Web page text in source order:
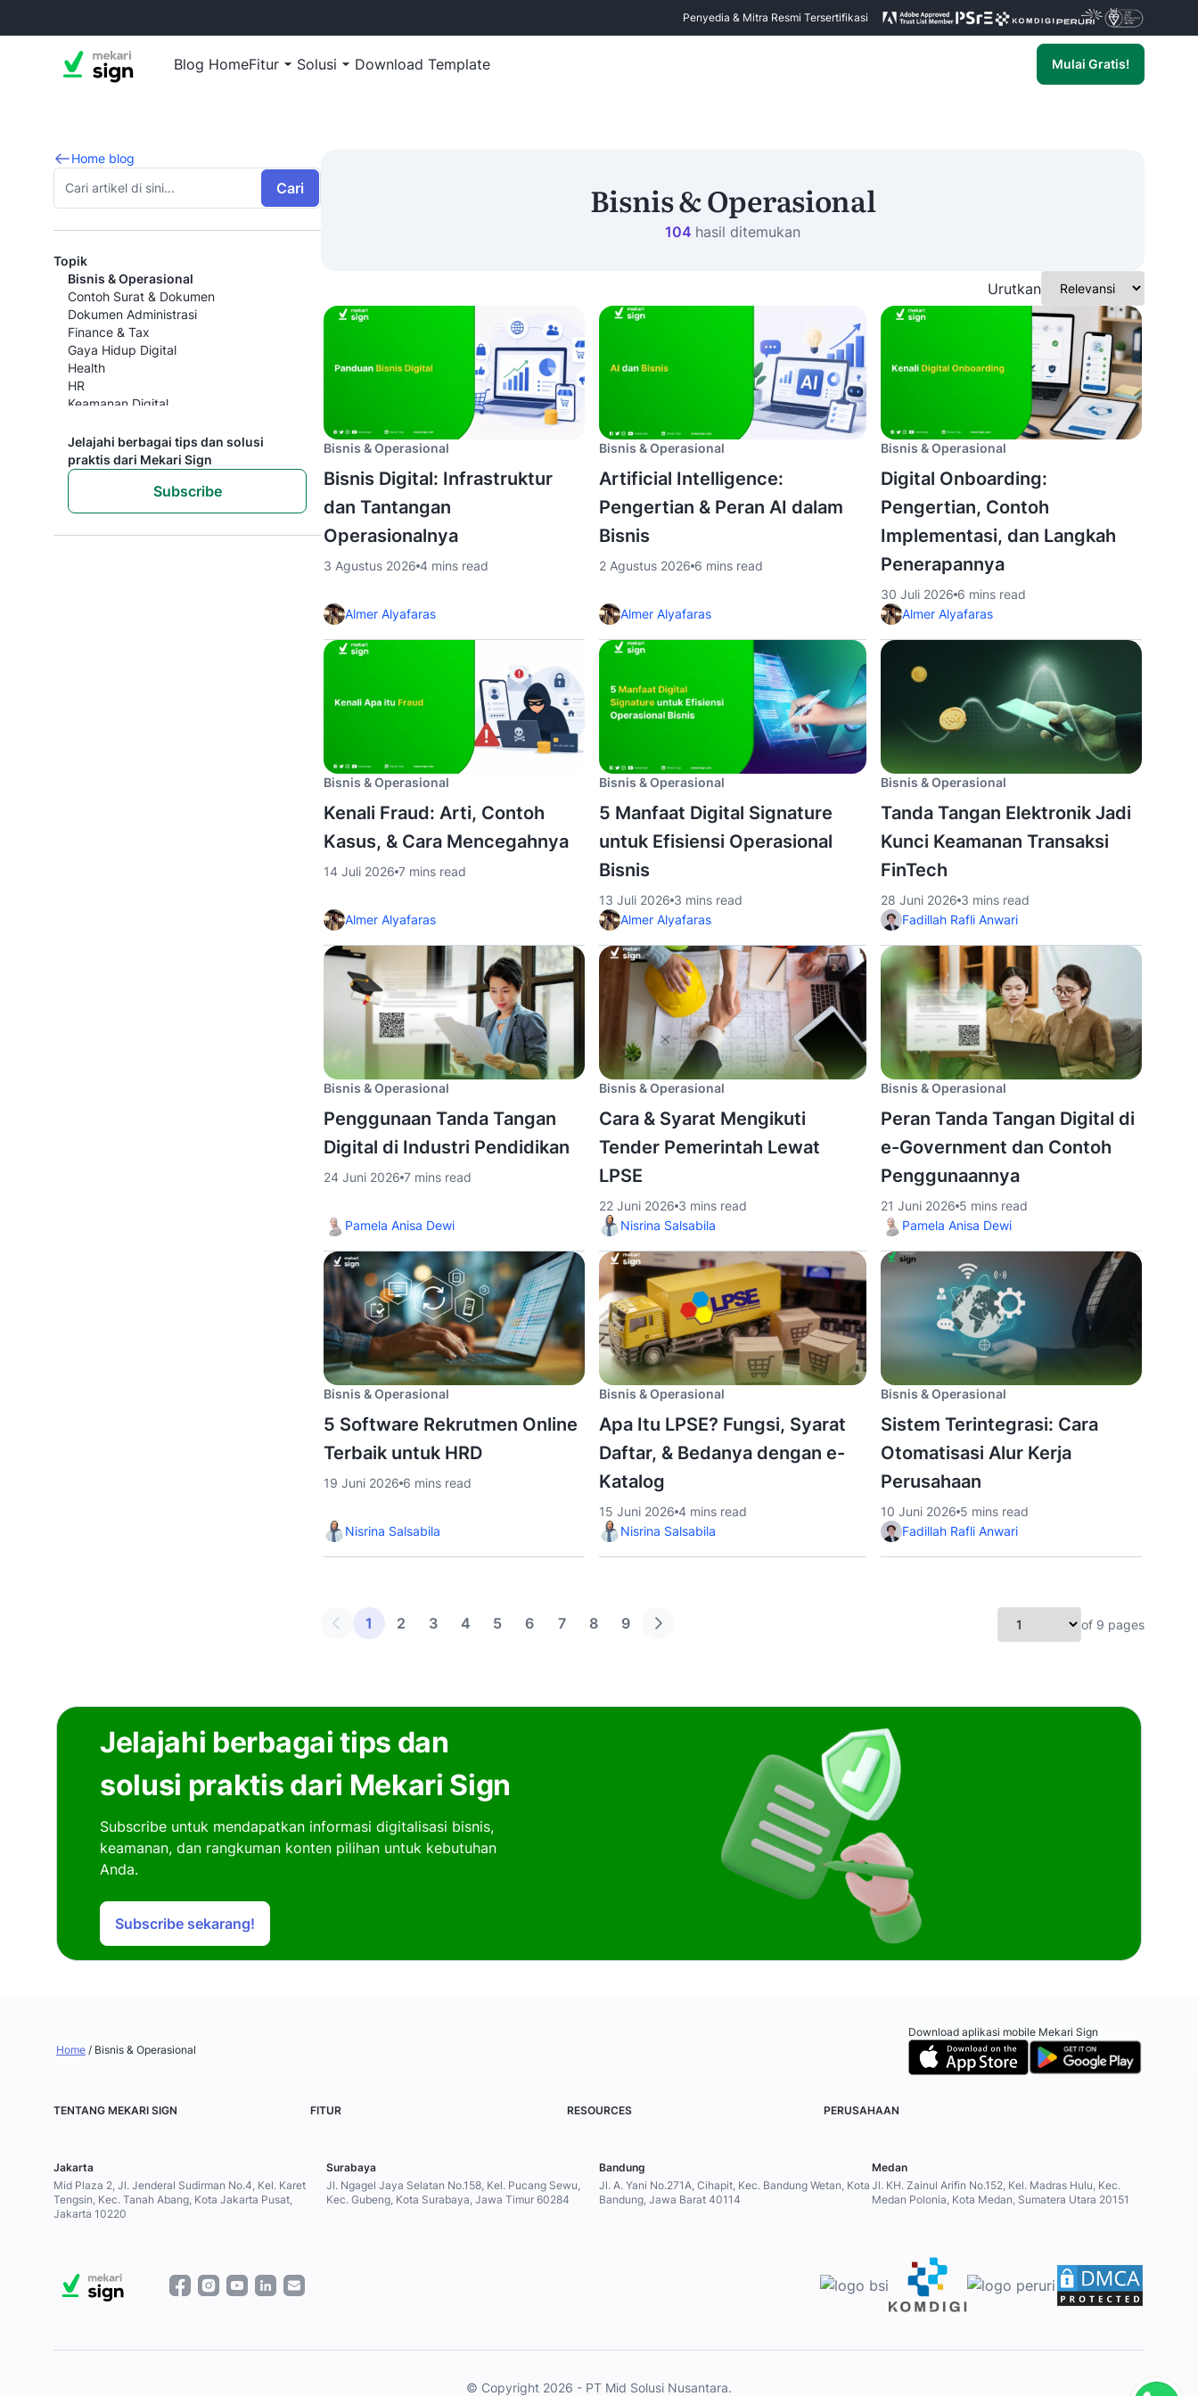
Penyedia & Mitra Resmi Tersertifikasi
Blog HomeFitur Solusi Download Template Mulai Gratis!
Home blog
Cari
Topik
Bisnis & Operasional
Contoh Surat & Dokumen
Dokumen Administrasi
Finance & Tax
Gaya Hidup Digital
Health
HR
Keamanan Digital
Press Release
Solusi Persetujuan Digital
Studi Kasus
Jelajahi berbagai tips dan solusi
praktis dari Mekari Sign
Subscribe
Bisnis & Operasional
104 hasil ditemukan
Urutkan
Bisnis & Operasional
Bisnis Digital: Infrastruktur
dan Tantangan
Operasionalnya
3 Agustus 2026 4 mins read
Almer Alyafaras
Bisnis & Operasional
Artificial Intelligence:
Pengertian & Peran AI dalam
Bisnis
2 Agustus 2026 6 mins read
Almer Alyafaras
Bisnis & Operasional
Digital Onboarding:
Pengertian, Contoh
Implementasi, dan Langkah
Penerapannya
30 Juli 2026 6 mins read
Almer Alyafaras
Bisnis & Operasional
Kenali Fraud: Arti, Contoh
Kasus, & Cara Mencegahnya
14 Juli 2026 7 mins read
Almer Alyafaras
Bisnis & Operasional
5 Manfaat Digital Signature
untuk Efisiensi Operasional
Bisnis
13 Juli 2026 3 mins read
Almer Alyafaras
Bisnis & Operasional
Tanda Tangan Elektronik Jadi
Kunci Keamanan Transaksi
FinTech
28 Juni 2026 3 mins read
Fadillah Rafli Anwari
Bisnis & Operasional
Penggunaan Tanda Tangan
Digital di Industri Pendidikan
24 Juni 2026 7 mins read
Pamela Anisa Dewi
Bisnis & Operasional
Cara & Syarat Mengikuti
Tender Pemerintah Lewat
LPSE
22 Juni 2026 3 mins read
Nisrina Salsabila
Bisnis & Operasional
Peran Tanda Tangan Digital di
e-Government dan Contoh
Penggunaannya
21 Juni 2026 5 mins read
Pamela Anisa Dewi
Bisnis & Operasional
5 Software Rekrutmen Online
Terbaik untuk HRD
19 Juni 2026 6 mins read
Nisrina Salsabila
Bisnis & Operasional
Apa Itu LPSE? Fungsi, Syarat
Daftar, & Bedanya dengan e-
Katalog
15 Juni 2026 4 mins read
Nisrina Salsabila
Bisnis & Operasional
Sistem Terintegrasi: Cara
Otomatisasi Alur Kerja
Perusahaan
10 Juni 2026 5 mins read
Fadillah Rafli Anwari
1 2 3 4 5 6 7 8 9
Pilih
of 9 pages
Jelajahi berbagai tips dan
solusi praktis dari Mekari Sign
Subscribe untuk mendapatkan informasi digitalisasi bisnis,
keamanan, dan rangkuman konten pilihan untuk kebutuhan
Anda.
Subscribe sekarang!
Home / Bisnis & Operasional
Download aplikasi mobile Mekari Sign
TENTANG MEKARI SIGN FITUR RESOURCES PERUSAHAAN
Jakarta
Mid Plaza 2, Jl. Jenderal Sudirman No.4, Kel. Karet
Tengsin, Kec. Tanah Abang, Kota Jakarta Pusat,
Jakarta 10220
Surabaya
Jl. Ngagel Jaya Selatan No.158, Kel. Pucang Sewu,
Kec. Gubeng, Kota Surabaya, Jawa Timur 60284
Bandung
Jl. A. Yani No.271A, Cihapit, Kec. Bandung Wetan, Kota
Bandung, Jawa Barat 40114
Medan
Jl. KH. Zainul Arifin No.152, Kel. Madras Hulu, Kec.
Medan Polonia, Kota Medan, Sumatera Utara 20151
© Copyright 2026 - PT Mid Solusi Nusantara.